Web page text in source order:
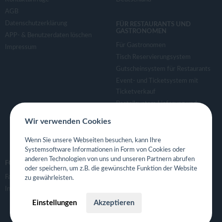
AGB
Datenschutzerklärung
APP- & Benutzerdaten löschen
Impressum
FÜR RESTAURANTS UND
GASTRONOMEN
Für Gastronomen
Tisch Reservierungsystem
Gutscheinsystem für Restaurants
Event- und Ticketsystem mit
Ticketverkauf
Bestellsystem Lieferung und
Eigene App für Restaurant
FOLGE UNS
Facebook
Instagram
Wir verwenden Cookies
Wenn Sie unsere Webseiten besuchen, kann Ihre
Systemsoftware Informationen in Form von Cookies oder
anderen Technologien von uns und unseren Partnern abrufen
oder speichern, um z.B. die gewünschte Funktion der Website
zu gewährleisten.
Einstellungen Akzeptieren
i
t